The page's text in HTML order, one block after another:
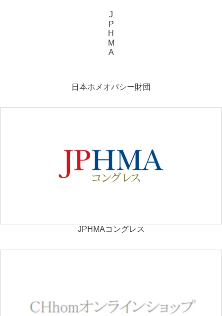
J
P
H
M
A
日本ホメオパシー財団
JPHMAコングレス